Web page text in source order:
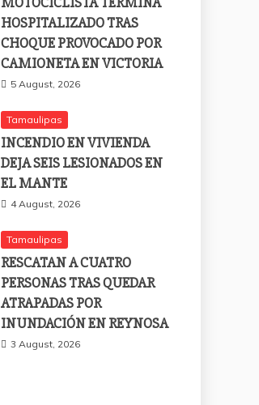
HOSPITALIZADO TRAS
CHOQUE PROVOCADO POR
CAMIONETA EN VICTORIA
5 August, 2026
Tamaulipas
INCENDIO EN VIVIENDA
DEJA SEIS LESIONADOS EN
EL MANTE
4 August, 2026
Tamaulipas
RESCATAN A CUATRO
PERSONAS TRAS QUEDAR
ATRAPADAS POR
INUNDACIÓN EN REYNOSA
3 August, 2026